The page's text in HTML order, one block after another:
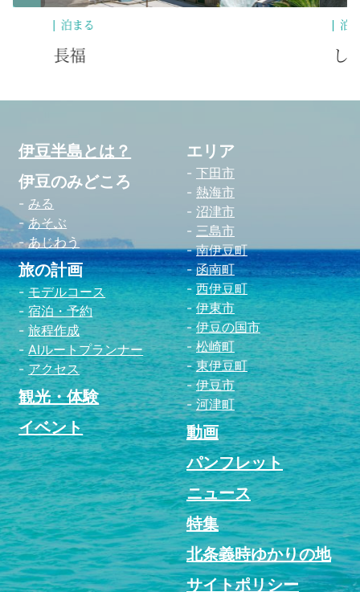
泊まる
しらはま
泊
か
伊豆半島とは？
伊豆のみどころ
みる
あそぶ
あじわう
旅の計画
モデルコース
宿泊・予約
旅程作成
AIルートプランナー
アクセス
観光・体験
イベント
エリア
下田市
熱海市
沼津市
三島市
南伊豆町
函南町
西伊豆町
伊東市
伊豆の国市
松崎町
東伊豆町
伊豆市
河津町
動画
パンフレット
ニュース
特集
北条義時ゆかりの地
サイトポリシー